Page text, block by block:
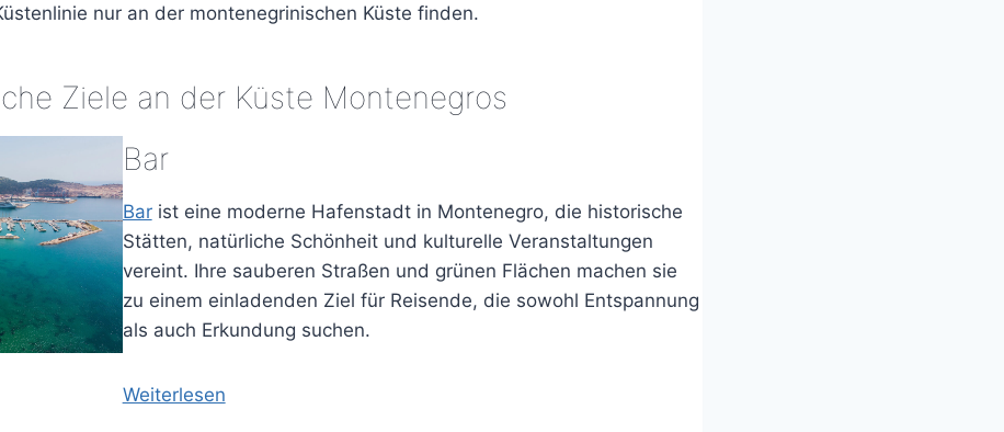
nur an der montenegrinischen Küste finden.
Ziele an der Küste Montenegros
Bar
Barist eine moderne Hafenstadt in Montenegro, die historische
Stätten, natürliche Schönheit und kulturelle Veranstaltungen
vereint. Ihre sauberen Straßen und grünen Flächen machen sie
zu einem einladenden Ziel für Reisende, die sowohl Entspannung
als auch Erkundung suchen.
Weiterlesen